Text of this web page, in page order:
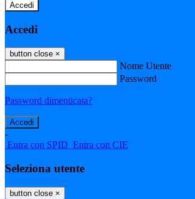
Accedi
Accedi
button close ×
Nome Utente
Password
Password dimenticata?
-
Entra con SPID Entra con CIE
Seleziona utente
button close ×